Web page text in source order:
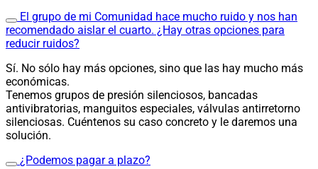
El grupo de mi Comunidad hace mucho ruido y nos han
recomendado aislar el cuarto. ¿Hay otras opciones para
reducir ruidos?
Sí. No sólo hay más opciones, sino que las hay mucho más
económicas.
Tenemos grupos de presión silenciosos, bancadas
antivibratorias, manguitos especiales, válvulas antirretorno
silenciosas. Cuéntenos su caso concreto y le daremos una
solución.
¿Podemos pagar a plazo?